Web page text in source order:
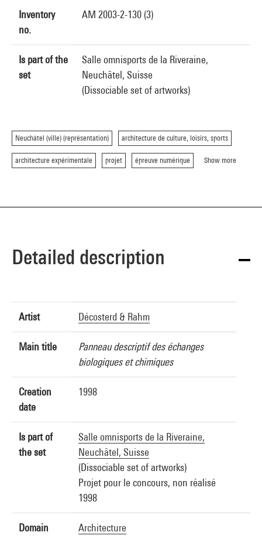
Inventory
no.
AM 2003-2-130 (3)
Is part of the
set
Salle omnisports de la Riveraine,
Neuchâtel, Suisse
(Dissociable set of artworks)
Neuchâtel (ville) (représentation) architecture de culture, loisirs, sports
architecture expérimentale projet épreuve numérique Show more
Detailed description
Artist Décosterd & Rahm
Main title
Panneau descriptif des échanges
biologiques et chimiques
Creation
date
1998
Is part of
the set
Salle omnisports de la Riveraine,
Neuchâtel, Suisse
(Dissociable set of artworks)
Projet pour le concours, non réalisé
1998
Domain Architecture